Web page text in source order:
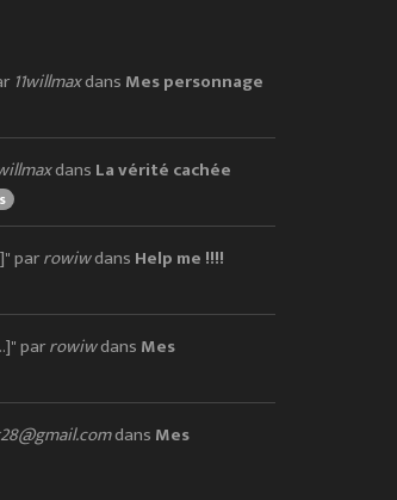
11willmaxdans Mes personnage
dans La vérité cachée
parrowiwdans Help me !!!!
parrowiwdans Mes
dans Mes